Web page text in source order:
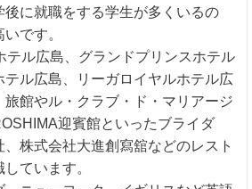
後に就職をする学生が多くいるの
です。
テル広島、グランドプリンスホテル
テル広島、リーガロイヤルホテル広
館やル・クラブ・ド・マリアージ
迎賓館といったブライダ
株式会社大進創寫舘などのレスト
ています。